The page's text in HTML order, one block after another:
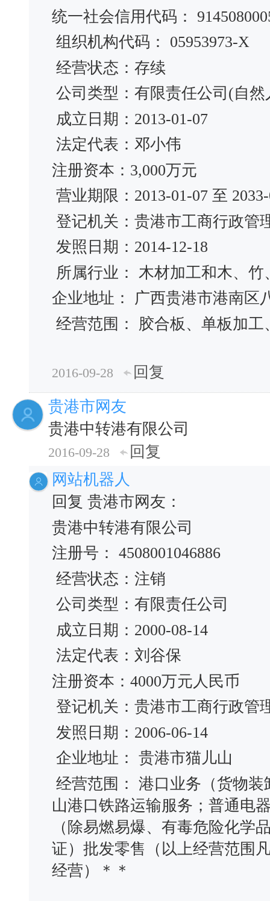
统一社会信用代码：
组织机构代码： 05953973-X
经营状态：存续
公司类型：有限责任公司(自
成立日期：2013-01-07
法定代表：邓小伟
注册资本：3,000万元
营业期限：2013-01-07 至
登记机关：贵港市工商行政管
发照日期：2014-12-18
所属行业： 木材加工和木、
企业地址： 广西贵港市港南区
经营范围： 胶合板、单板加
2016-09-28
回复
贵港市网友
贵港中转港有限公司
2016-09-28
回复
网站机器人
回复 贵港市网友：
贵港中转港有限公司
注册号： 4508001046886
经营状态：注销
公司类型：有限责任公司
成立日期：2000-08-14
法定代表：刘谷保
注册资本：4000万元人民币
登记机关：贵港市工商行政管
发照日期：2006-06-14
企业地址： 贵港市猫儿山
经营范围： 港口业务（货物
山港口铁路运输服务；普通电
（除易燃易爆、有毒危险化学
证）批发零售（以上经营范围
经营）＊＊